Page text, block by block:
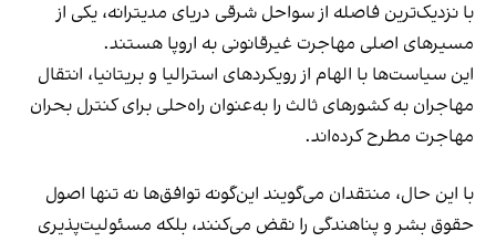
با نزدیک‌ترین فاصله از سواحل شرقی دریای مدیترانه، یکی از
مسیرهای اصلی مهاجرت غیرقانونی به اروپا هستند.
این سیاست‌ها با الهام از رویکردهای استرالیا و بریتانیا، انتقال
مهاجران به کشورهای ثالث را به‌عنوان راه‌حلی برای کنترل بحران
مهاجرت مطرح کرده‌اند.
با این حال، منتقدان می‌گویند این‌گونه توافق‌ها نه‌ تنها اصول
حقوق بشر و پناهندگی را نقض می‌کنند، بلکه مسئولیت‌پذیری